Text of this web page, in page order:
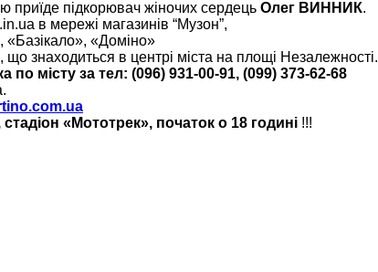
приїде підкорювач жіночих сердець Олег ВИННИК.
в мережі магазинів “Музон”,
«Базікало», «Доміно»
що знаходиться в центрі міста на площі Незалежності.
місту за тел: (096) 931-00-91, (099) 373-62-68
«Мототрек», початок о 18 годині !!!